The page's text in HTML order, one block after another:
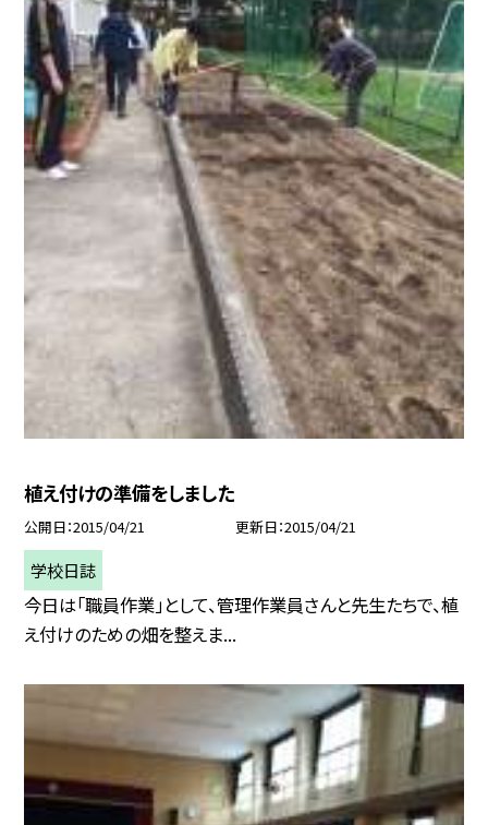
植え付けの準備をしました
公開日 2015/04/21 更新日 2015/04/21
学校日誌
今日は「職員作業」として、管理作業員さんと先生たちで、植
え付けのための畑を整えま...